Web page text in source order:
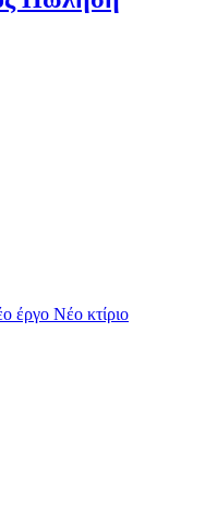
έργο Νέο κτίριο